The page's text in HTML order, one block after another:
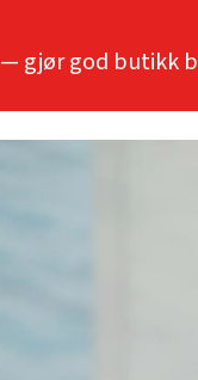
— gjør god butikk